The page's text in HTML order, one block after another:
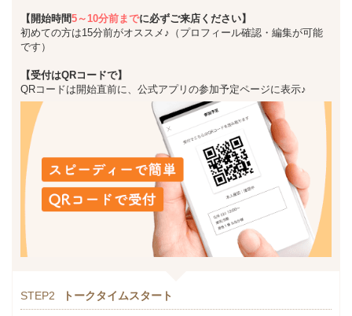
【開始時間5～10分前までに必ずご来店ください】
初めての方は15分前がオススメ♪（プロフィール確認・編集が可能
です）
【受付はQRコードで】
QRコードは開始直前に、公式アプリの参加予定ページに表示♪
STEP2 トークタイムスタート